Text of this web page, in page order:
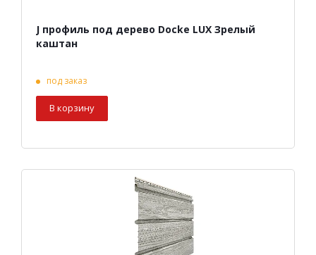
J профиль под дерево Docke LUX Зрелый
каштан
под заказ
В корзину